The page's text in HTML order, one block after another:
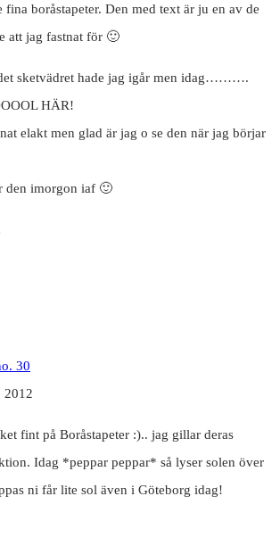
fina boråstapeter. Den med text är ju en av de
att jag fastnat för 🙂
sketvädret hade jag igår men idag……….
HÄR!
elakt men glad är jag o se den när jag börjar
den imorgon iaf 🙂
30
2012
fint på Boråstapeter :).. jag gillar deras
Idag *peppar peppar* så lyser solen över
ni får lite sol även i Göteborg idag!